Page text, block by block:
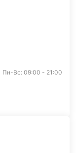
Пн-Вс: 09:00 - 21:00